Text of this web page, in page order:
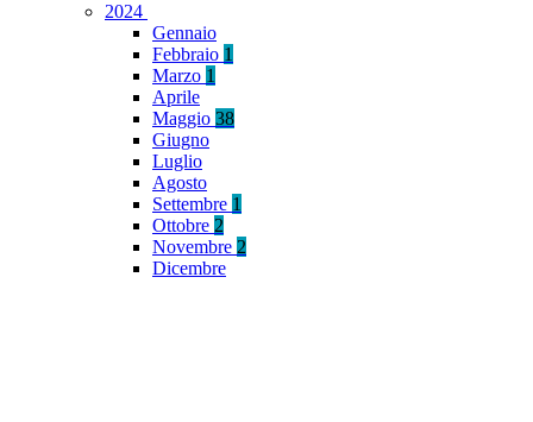
2024
Gennaio
Febbraio 1
Marzo 1
Aprile
Maggio 38
Giugno
Luglio
Agosto
Settembre 1
Ottobre 2
Novembre 2
Dicembre